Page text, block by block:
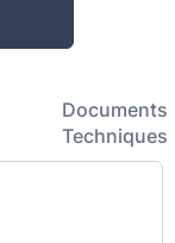
Documents
Techniques